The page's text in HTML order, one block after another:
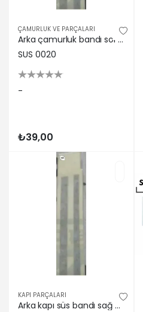
ÇAMURLUK VE PARÇALARI
Arka çamurluk bandı sol gri sw toros sus
SUS 0020
-
₺39,00
KAPI PARÇALARI
Arka kapı süs bandı sağ gri toros sus